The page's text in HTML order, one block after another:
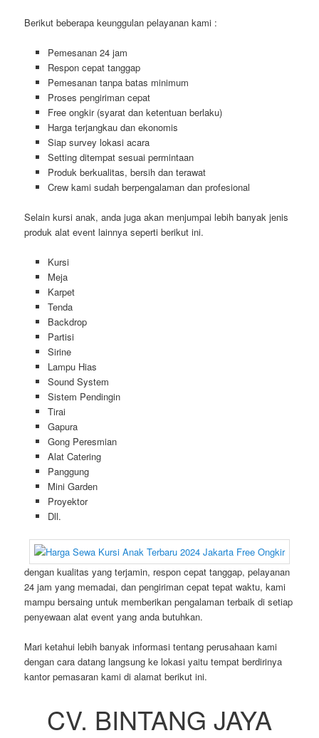
Berikut beberapa keunggulan pelayanan kami :
Pemesanan 24 jam
Respon cepat tanggap
Pemesanan tanpa batas minimum
Proses pengiriman cepat
Free ongkir (syarat dan ketentuan berlaku)
Harga terjangkau dan ekonomis
Siap survey lokasi acara
Setting ditempat sesuai permintaan
Produk berkualitas, bersih dan terawat
Crew kami sudah berpengalaman dan profesional
Selain kursi anak, anda juga akan menjumpai lebih banyak jenis
produk alat event lainnya seperti berikut ini.
Kursi
Meja
Karpet
Tenda
Backdrop
Partisi
Sirine
Lampu Hias
Sound System
Sistem Pendingin
Tirai
Gapura
Gong Peresmian
Alat Catering
Panggung
Mini Garden
Proyektor
Dll.
dengan kualitas yang terjamin, respon cepat tanggap, pelayanan
24 jam yang memadai, dan pengiriman cepat tepat waktu, kami
mampu bersaing untuk memberikan pengalaman terbaik di setiap
penyewaan alat event yang anda butuhkan.
Mari ketahui lebih banyak informasi tentang perusahaan kami
dengan cara datang langsung ke lokasi yaitu tempat berdirinya
kantor pemasaran kami di alamat berikut ini.
CV. BINTANG JAYA